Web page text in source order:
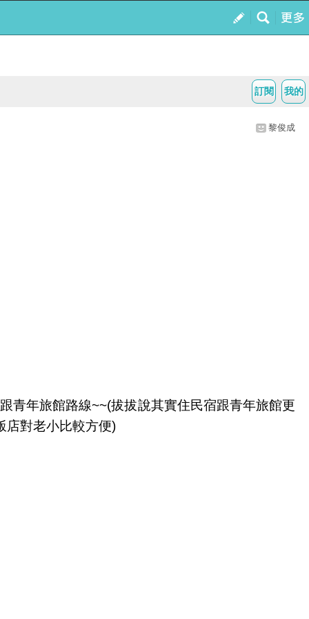
我的
訂閱
黎俊成
青年旅館路線~~(拔拔說其實住民宿跟青年旅館更
店對老小比較方便)